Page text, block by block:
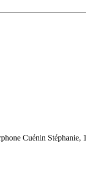
Cuénin Stéphanie,